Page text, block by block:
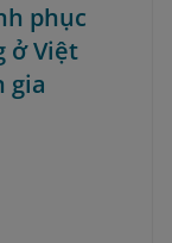
phục
ở Việt
gia